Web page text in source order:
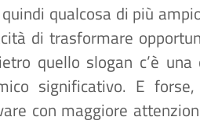
qualcosa di più
di trasformare
quello slogan c’è
significativo. E
con maggiore